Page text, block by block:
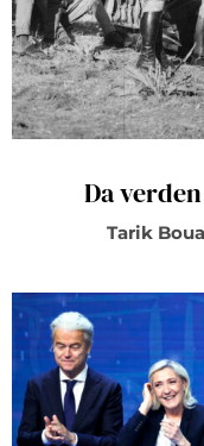
Da
Tarik